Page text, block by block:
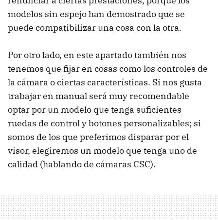
modelos sin espejo han demostrado que se
puede compatibilizar una cosa con la otra.
Por otro lado, en este apartado también nos
tenemos que fijar en cosas como los controles de
la cámara o ciertas características. Si nos gusta
trabajar en manual será muy recomendable
optar por un modelo que tenga suficientes
ruedas de control y botones personalizables; si
somos de los que preferimos disparar por el
visor, elegiremos un modelo que tenga uno de
calidad (hablando de cámaras CSC).